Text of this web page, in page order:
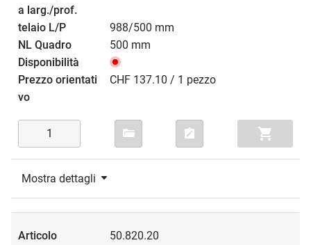
988/500 mm
500 mm
CHF 137.10 / 1 pezzo
Mostra dettagli
50.820.20